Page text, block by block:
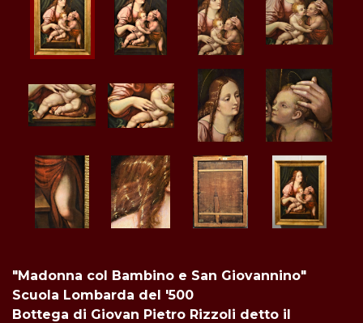
"Madonna col Bambino e San Giovannino"
Scuola Lombarda del '500
Bottega di Giovan Pietro Rizzoli detto il